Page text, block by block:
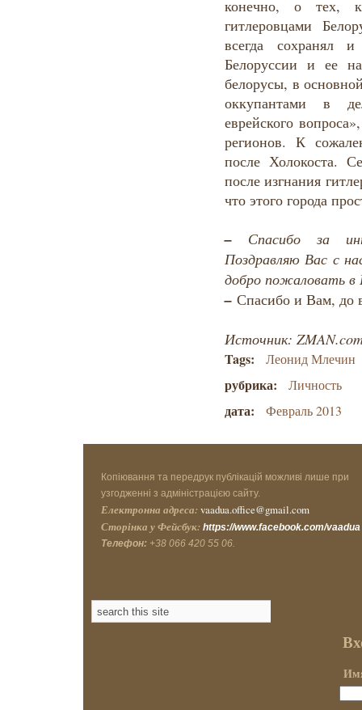
конечно, о тех,
гитлеровцами
всегда сохранял
Белоруссии и ее
белорусы, в
оккупантами в
еврейского
регионов. К
после Холокоста.
после изгнания
что этого города
– Спасибо за
Поздравляю Вас с
добро пожаловать
– Спасибо и Вам, до
Источник:
Tags: Леонид Млечин
рубрика: Личность
дата: Февраль 2013
Копіювання та передрук публікацій можливі лише при
узгодженні з адміністрацією сайту.
Електронна адреса: vaadua.office@gmail.com
Сторінка у Фейсбук: https://www.facebook.com/vaadua
Телефон: +38 066 420 55 06.